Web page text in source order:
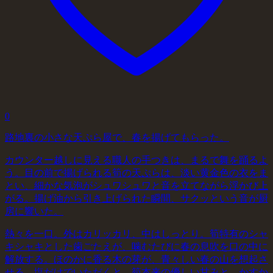
0
路地裏の小さな天ぷら屋で、春を揚げてもらった。
カウンター越しに見える職人の手つきは、まるで舞を踊るよ
う。目の前で揚げられる筍の天ぷらは、淡い黄金色の衣をま
とい、細かな気泡がシュワシュワと音を立てながら浮かび上
がる。揚げ油から引き上げられた瞬間、サクッという音が厨
房に響いた。
熱々を一口。外はカリッカリ、中はしっとり。筍特有のシャ
キシャキとした歯ごたえが、噛むたびに春の息吹を口の中に
解放する。ほのかに香る木の芽が、青々しい春の山を想起さ